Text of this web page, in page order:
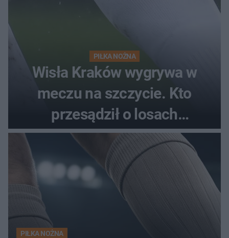
PIŁKA NOŻNA
Wisła Kraków wygrywa w
meczu na szczycie. Kto
przesądził o losach
spotkania?
PIŁKA NOŻNA